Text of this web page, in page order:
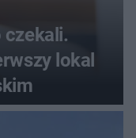
czekali.
lokal